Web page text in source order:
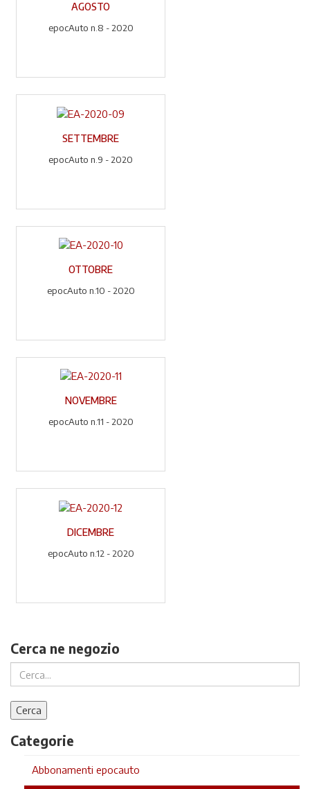
AGOSTO
epocAuto n.8 - 2020
SETTEMBRE
epocAuto n.9 - 2020
OTTOBRE
epocAuto n.10 - 2020
NOVEMBRE
epocAuto n.11 - 2020
DICEMBRE
epocAuto n.12 - 2020
Cerca ne negozio
Categorie
Abbonamenti epocauto